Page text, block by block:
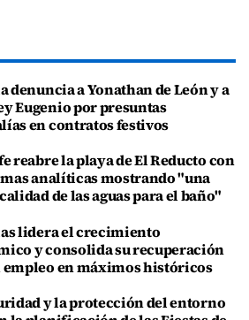
denuncia a Yonathan de León y a
Eugenio por presuntas
en contratos festivos
reabre la playa de El Reducto con
analíticas mostrando "una
de las aguas para el baño"
lidera el crecimiento
y consolida su recuperación
empleo en máximos históricos
y la protección del entorno